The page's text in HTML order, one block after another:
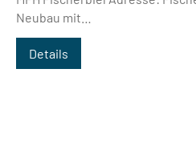
Neubau mit…
Details